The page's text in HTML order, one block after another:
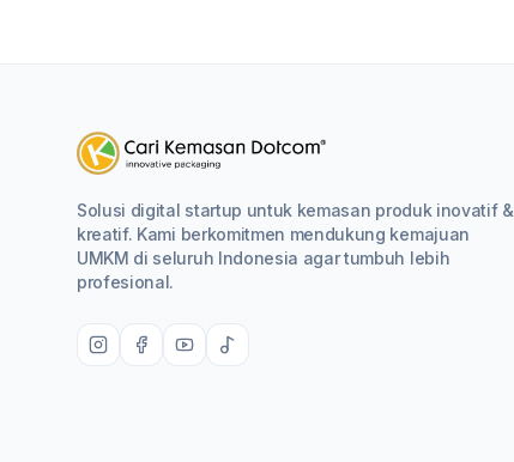
Solusi digital startup untuk kemasan produk inovatif &
kreatif. Kami berkomitmen mendukung kemajuan
UMKM di seluruh Indonesia agar tumbuh lebih
profesional.